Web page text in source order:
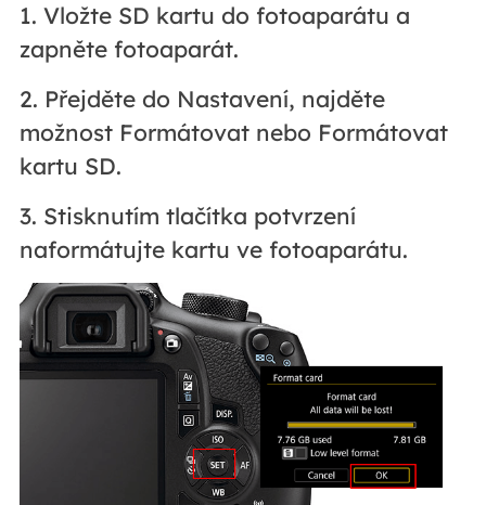
1. Vložte SD kartu do fotoaparátu a
zapněte fotoaparát.
2. Přejděte do Nastavení, najděte
možnost Formátovat nebo Formátovat
kartu SD.
3. Stisknutím tlačítka potvrzení
naformátujte kartu ve fotoaparátu.